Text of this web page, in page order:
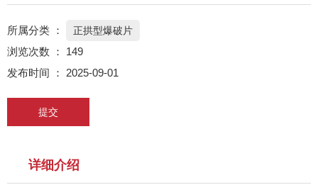
所属分类 ： 正拱型爆破片
浏览次数 ： 149
发布时间 ： 2025-09-01
提交
详细介绍